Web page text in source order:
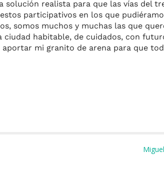
realista para que las vías del
participativos en los que
somos muchos y muchas las que
ciudad habitable, de cuidados, con
mi granito de arena para que